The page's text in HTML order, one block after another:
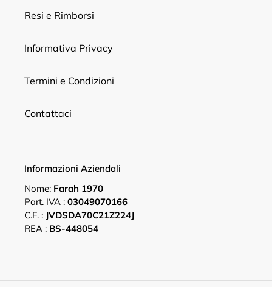
Resi e Rimborsi
Informativa Privacy
Termini e Condizioni
Contattaci
Informazioni Aziendali
Nome: Farah 1970
Part. IVA : 03049070166
C.F. : JVDSDA70C21Z224J
REA : BS-448054